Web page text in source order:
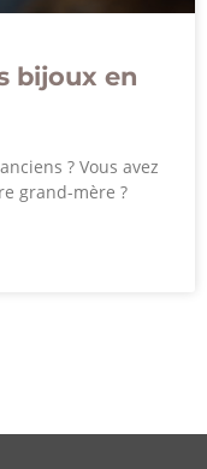
bijoux en
? Vous avez
grand-mère ?